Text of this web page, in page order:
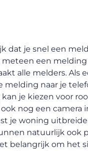
dat je snel een
een
alle melders. Als
naar je
je kiezen voor
nog een camera
je woning
natuurlijk
belangrijk om het